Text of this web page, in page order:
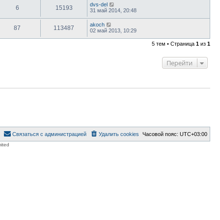
6 15193
dvs-del
31 май 2014, 20:48
87 113487
akoch
02 май 2013, 10:29
5 тем • Страница 1 из 1
Перейти
Часовой пояс: UTC+03:00
Удалить cookies
Связаться с администрацией